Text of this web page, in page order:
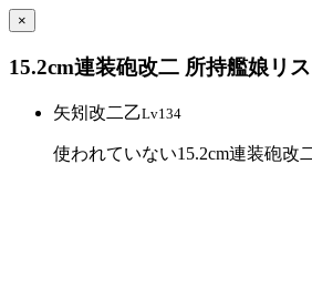
×
15.2cm連装砲改二 所持艦娘リ
矢矧改二乙Lv134
使われていない15.2cm連装砲改